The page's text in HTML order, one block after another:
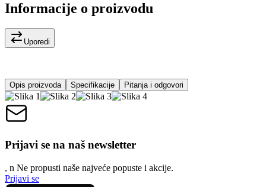
Informacije o proizvodu
Uporedi
Opis proizvoda Specifikacije Pitanja i odgovori
Prijavi se na naš newsletter
, n Ne propusti naše najveće popuste i akcije.
Prijavi se